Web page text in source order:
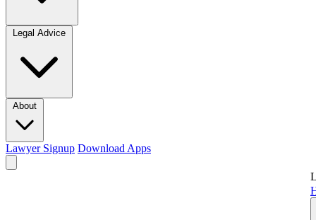
Legal Advice
About
Lawyer Signup Download Apps